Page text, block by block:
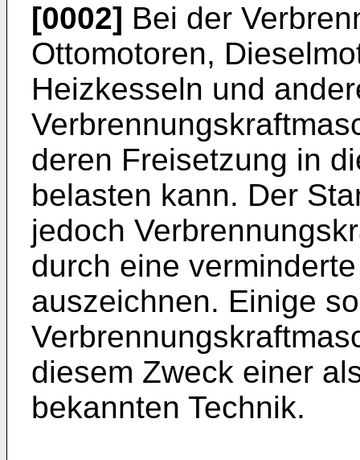
[0002] Bei der
Ottomotoren,
Heizkesseln und
deren Freisetzung in
belasten kann. Der
jedoch
durch eine
auszeichnen. Einige
diesem Zweck einer
bekannten Technik.